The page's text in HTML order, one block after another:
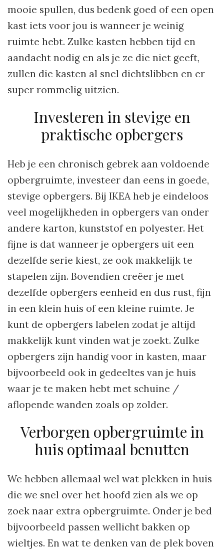
mooie spullen, dus bedenk goed of een open
kast iets voor jou is wanneer je weinig
ruimte hebt. Zulke kasten hebben tijd en
aandacht nodig en als je ze die niet geeft,
zullen die kasten al snel dichtslibben en er
super rommelig uitzien.
Investeren in stevige en
praktische opbergers
Heb je een chronisch gebrek aan voldoende
opbergruimte, investeer dan eens in goede,
stevige opbergers. Bij IKEA heb je eindeloos
veel mogelijkheden in opbergers van onder
andere karton, kunststof en polyester. Het
fijne is dat wanneer je opbergers uit een
dezelfde serie kiest, ze ook makkelijk te
stapelen zijn. Bovendien creëer je met
dezelfde opbergers eenheid en dus rust, fijn
in een klein huis of een kleine ruimte. Je
kunt de opbergers labelen zodat je altijd
makkelijk kunt vinden wat je zoekt. Zulke
opbergers zijn handig voor in kasten, maar
bijvoorbeeld ook in gedeeltes van je huis
waar je te maken hebt met schuine /
aflopende wanden zoals op zolder.
Verborgen opbergruimte in
huis optimaal benutten
We hebben allemaal wel wat plekken in huis
die we snel over het hoofd zien als we op
zoek naar extra opbergruimte. Onder je bed
bijvoorbeeld passen wellicht bakken op
wieltjes. En wat te denken van de plek boven